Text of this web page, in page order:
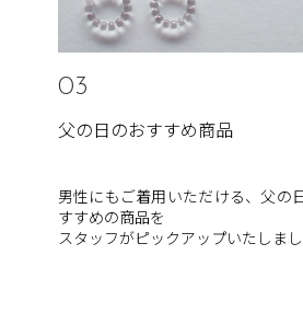
03
父の日のおすすめ商品
男性にもご着用いただける、父の
すすめの商品を
スタッフがピックアップいたしまし